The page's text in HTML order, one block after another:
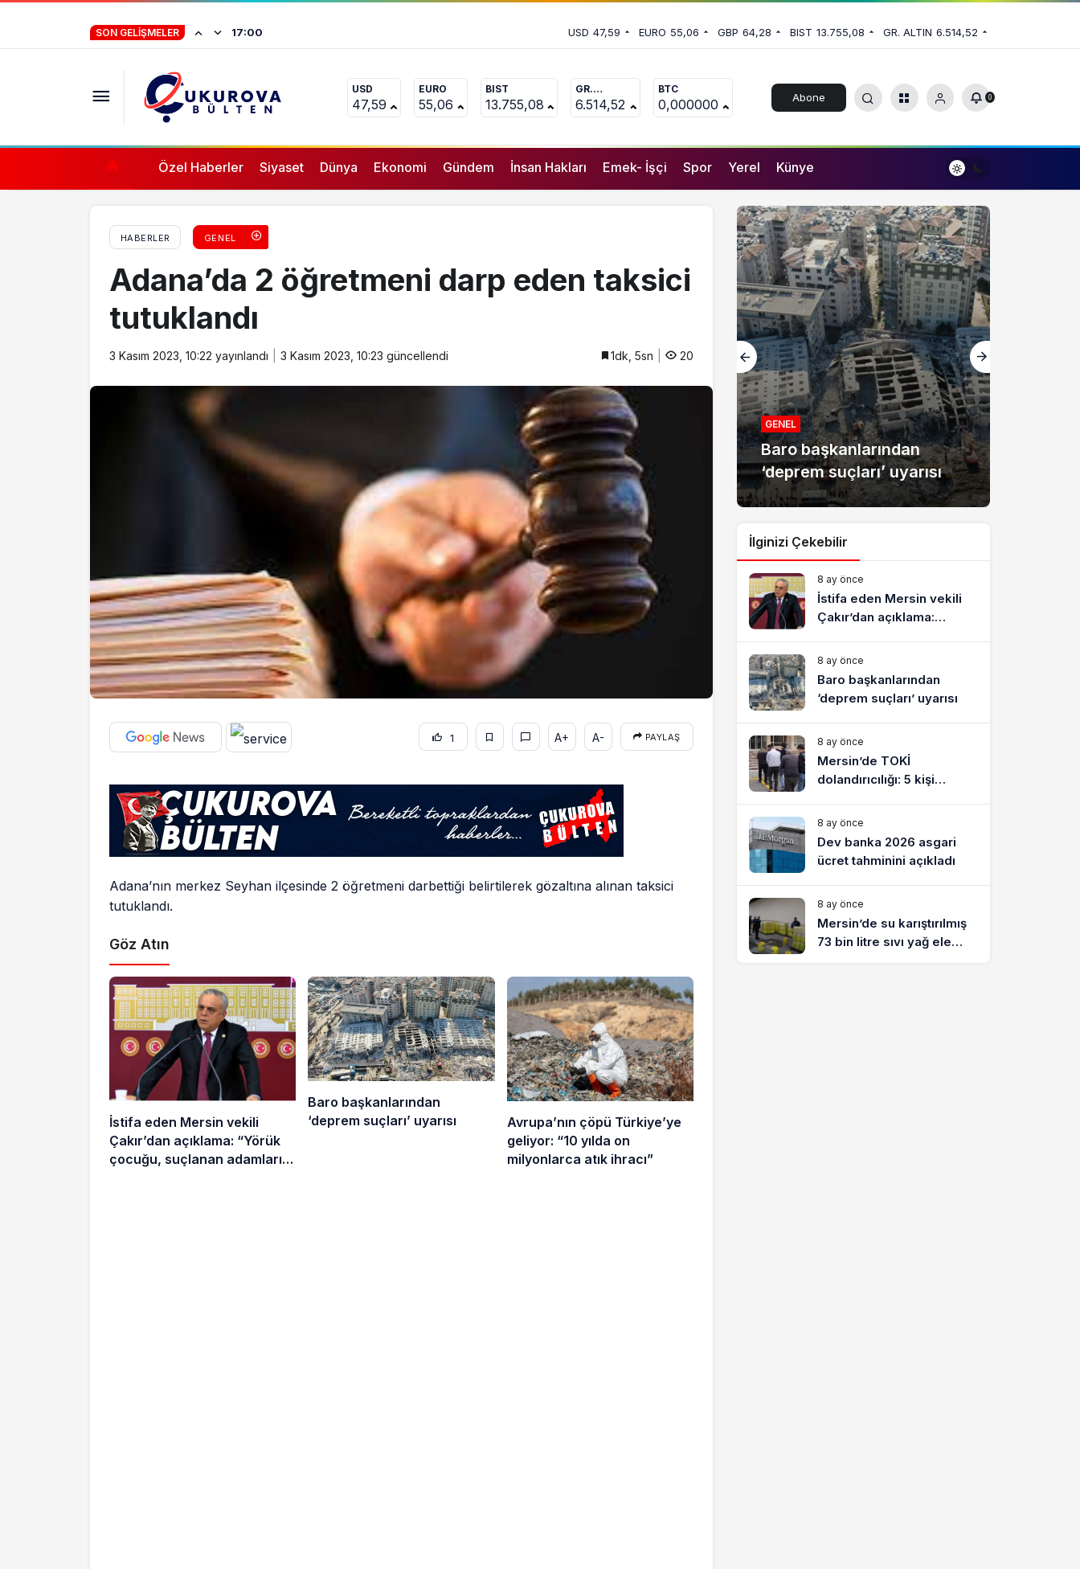
SON GELIŞMELER
“Yörük çocuğu, suçlanan adamların önüne gelip
USD 47,59 EURO 55,06 GBP 64,28 BIST 13.755,08 GR. ALTIN 6.514,52
USD
47,59
EURO
55,06
BIST
13.755,08
GR.
ALTIN
6.514,52
BTC
0,000000 Abone 0
Özel Haberler Siyaset Dünya Ekonomi Gündem İnsan Hakları Emek- İşçi Spor Yerel Künye
HABERLER GENEL
Adana’da 2 öğretmeni darp eden taksici
tutuklandı
3 Kasım 2023, 10:22 yayınlandı 3 Kasım 2023, 10:23 güncellendi 1dk, 5sn 20
1 A+ A- PAYLAŞ
Adana’nın merkez Seyhan ilçesinde 2 öğretmeni darbettiği belirtilerek gözaltına alınan taksici
tutuklandı.
Göz Atın
İstifa eden Mersin vekili
Çakır’dan açıklama: “Yörük
çocuğu, suçlanan adamların
Baro başkanlarından
‘deprem suçları’ uyarısı
Avrupa’nın çöpü Türkiye’ye
geliyor: “10 yılda on
milyonlarca atık ihracı”
İstifa eden Mersin vekili
Çakır’dan açıklama:
“Yörük çocuğu, suçlanan
adamların önüne gelip
ifade vermez”
GENEL
Baro başkanlarından
‘deprem suçları’ uyarısı
İlginizi Çekebilir
8 ay önce
İstifa eden Mersin vekili
Çakır’dan açıklama:
adamların önüne gelip
ifade vermez”
8 ay önce
Baro başkanlarından
‘deprem suçları’ uyarısı
8 ay önce
Mersin’de TOKİ
dolandırıcılığı: 5 kişi
8 ay önce
Dev banka 2026 asgari
ücret tahminini açıkladı
8 ay önce
Mersin’de su karıştırılmış
73 bin litre sıvı yağ ele
Tarsus’ta iş cinayeti: Çatıdan düşen emekçi yaşamını yitirdi